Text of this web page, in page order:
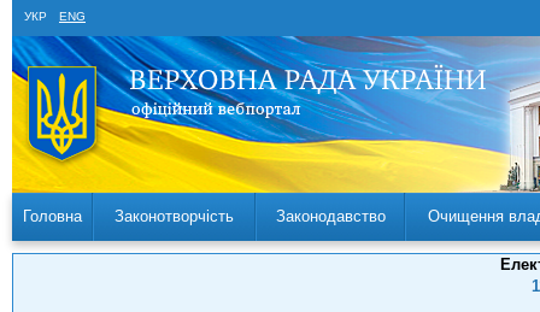
УКР ENG
Головна Законотворчість Законодавство Очищення